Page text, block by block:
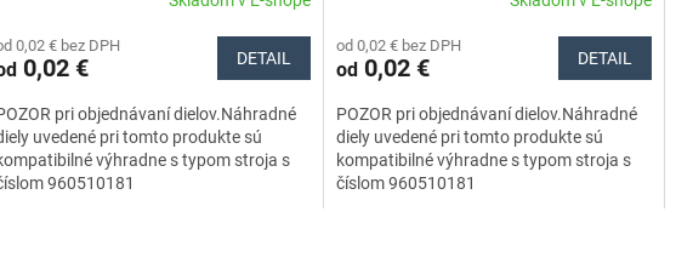
0,02 € bez DPH
0,02 € DETAIL
pri objednávaní dielov.Náhradné
uvedené pri tomto produkte sú
výhradne s typom stroja s
960510181
od 0,02 € bez DPH
od0,02 € DETAIL
POZOR pri objednávaní dielov.Náhradné
diely uvedené pri tomto produkte sú
kompatibilné výhradne s typom stroja s
číslom 960510181